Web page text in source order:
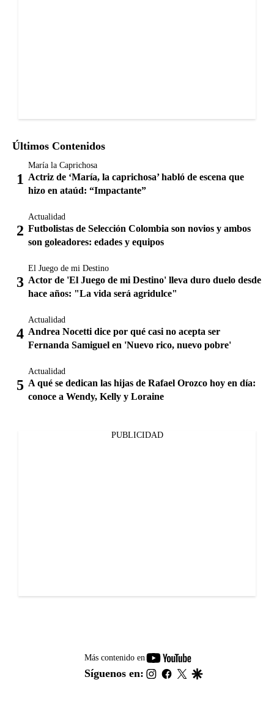
Últimos Contenidos
María la Caprichosa
Actriz de ‘María, la caprichosa’ habló de escena que
hizo en ataúd: “Impactante”
Actualidad
Futbolistas de Selección Colombia son novios y ambos
son goleadores: edades y equipos
El Juego de mi Destino
Actor de 'El Juego de mi Destino' lleva duro duelo desde
hace años: "La vida será agridulce"
Actualidad
Andrea Nocetti dice por qué casi no acepta ser
Fernanda Samiguel en 'Nuevo rico, nuevo pobre'
Actualidad
A qué se dedican las hijas de Rafael Orozco hoy en día:
conoce a Wendy, Kelly y Loraine
PUBLICIDAD
Más contenido en
youtube-
footer
Síguenos en: instagram
facebook
twitter